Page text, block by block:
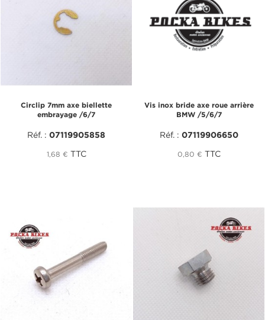
Circlip 7mm axe biellette
embrayage /6/7
Réf. : 07119905858
1,68 € TTC
Vis inox bride axe roue arrière
BMW /5/6/7
Réf. : 07119906650
0,80 € TTC